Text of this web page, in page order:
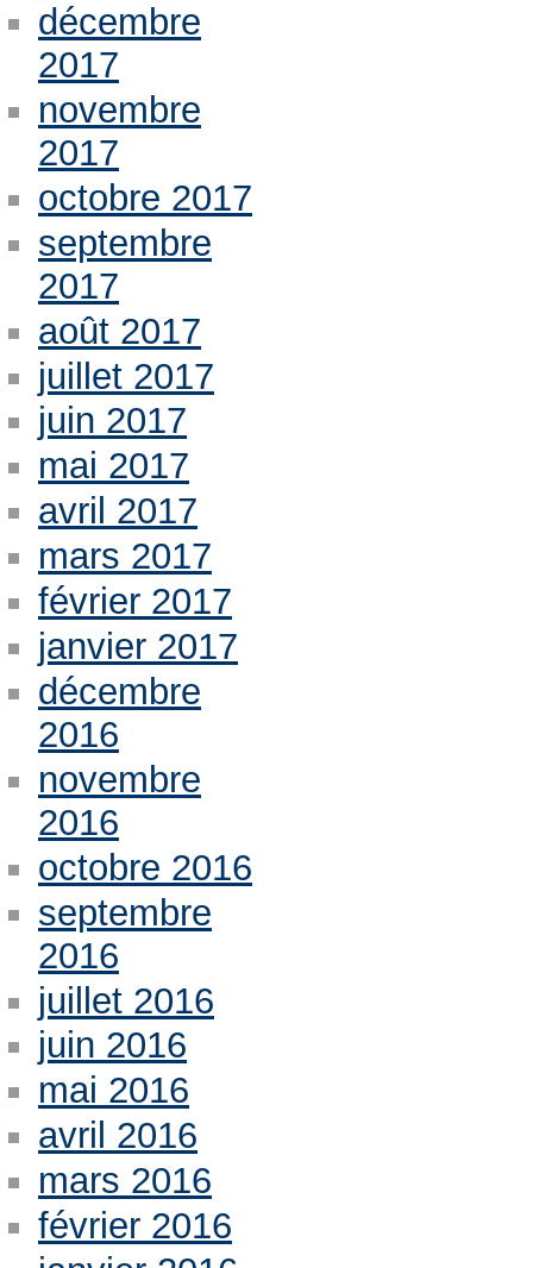
décembre
2017
novembre
2017
octobre 2017
septembre
2017
août 2017
juillet 2017
juin 2017
mai 2017
avril 2017
mars 2017
février 2017
janvier 2017
décembre
2016
novembre
2016
octobre 2016
septembre
2016
juillet 2016
juin 2016
mai 2016
avril 2016
mars 2016
février 2016